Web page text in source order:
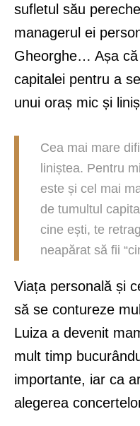
sufletul său
managerul ei
Gheorghe… Așa că
capitalei pentru a
unui oraș mic și
Cea mai mare
liniștea. Pentru
este și cel mai
de tumultul
cine ești, te
neapărat să fii
Viața personală și
să se contureze
Luiza a devenit
mult timp
importante, iar ca
alegerea